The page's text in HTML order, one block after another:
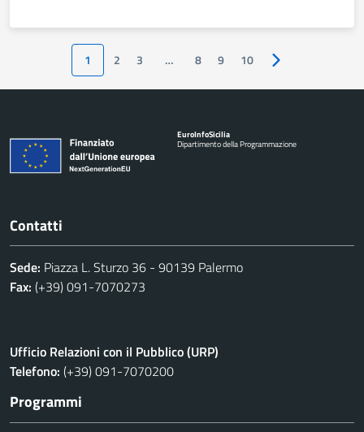
1 2 3 … 8 9 10 Pagina successiva
EuroInfoSicilia
Dipartimento della Programmazione
Contatti
Sede: Piazza L. Sturzo 36 - 90139 Palermo
Fax: (+39) 091-7070273
Ufficio Relazioni con il Pubblico (URP)
Telefono: (+39) 091-7070200
Programmi